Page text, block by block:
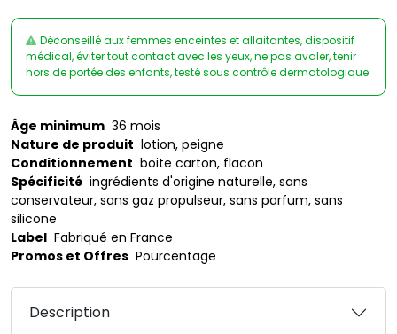
Déconseillé aux femmes enceintes et allaitantes, dispositif
médical, éviter tout contact avec les yeux, ne pas avaler, tenir
hors de portée des enfants, testé sous contrôle dermatologique
Âge minimum 36 mois
Nature de produit lotion, peigne
Conditionnement boite carton, flacon
Spécificité ingrédients d'origine naturelle, sans
conservateur, sans gaz propulseur, sans parfum, sans
silicone
Label Fabriqué en France
Promos et Offres Pourcentage
Description